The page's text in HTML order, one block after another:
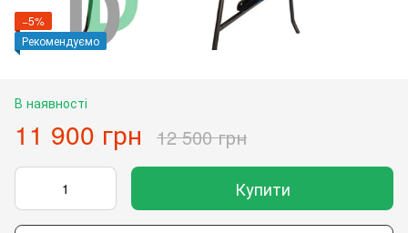
−5%
Рекомендуємо
В наявності
11 900 грн 12 500 грн
Купити